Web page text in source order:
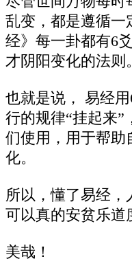
乱变，都是遵循一
经》每一卦都有6
才阴阳变化的法则。
也就是说， 易经
行的规律“挂起来”
们使用，用于帮助
化。
所以，懂了易经
可以真的安贫乐道
美哉！